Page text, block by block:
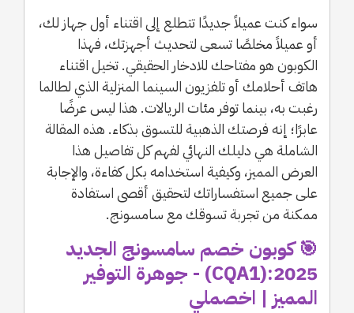
سواء كنت عميلاً جديدًا تتطلع إلى اقتناء أول جهاز لك،
أو عميلاً مخلصًا تسعى لتحديث أجهزتك، فهذا
الكوبون هو مفتاحك للادخار الحقيقي. تخيل اقتناء
هاتف أحلامك أو تلفزيون السينما المنزلية الذي لطالما
رغبت به، بينما توفر مئات الريالات. هذا ليس عرضًا
عابرًا؛ إنه فرصتك الذهبية للتسوق بذكاء. هذه المقالة
الشاملة هي دليلك النهائي لفهم كل تفاصيل هذا
العرض المميز، وكيفية استخدامه بكل كفاءة، والإجابة
على جميع استفساراتك لتحقيق أقصى استفادة
ممكنة من تجربة تسوقك مع سامسونج.
🎯 كوبون خصم سامسونج الجديد
2025:(CQA1) - جوهرة التوفير
المميز | اخصملي